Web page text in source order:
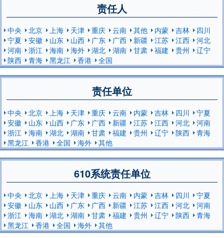
责任人
中央 北京 上海 天津 重庆 云南 其他 内蒙 吉林
四川
宁夏
安徽 山东 山西 广东 广西 新疆 江苏 江西
河北
河南
浙江 海南 海外 湖北 湖南 甘肃 福建 贵州
辽宁
陕西
青海 黑龙江 香港 全国
责任单位
中央 北京 上海 天津 重庆 云南 内蒙 吉林 四川
宁夏
安徽
山东 山西 广东 广西 新疆 江苏 江西 河北
河南
浙江
海南 湖北 湖南 甘肃 福建 贵州 辽宁 陕西
青海
黑龙江
香港 全国 海外 其他
610系统责任单位
中央 北京 上海 天津 重庆 云南 内蒙 吉林 四川
宁夏
安徽
山东 山西 广东 广西 新疆 江苏 江西 河北
河南
浙江
海南 湖北 湖南 甘肃 福建 贵州 辽宁 陕西
青海
黑龙江
香港 全国 海外 其他